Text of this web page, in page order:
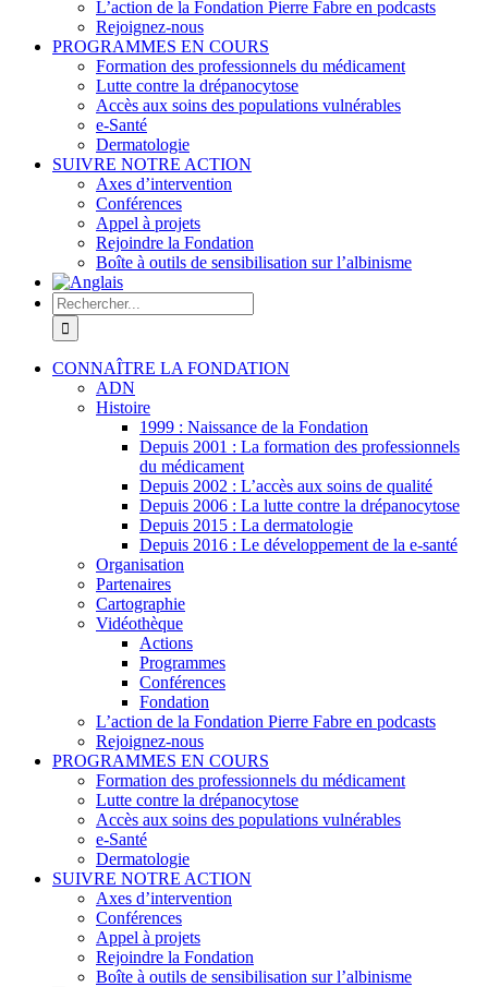
L’action de la Fondation Pierre Fabre en podcasts
Rejoignez-nous
PROGRAMMES EN COURS
Formation des professionnels du médicament
Lutte contre la drépanocytose
Accès aux soins des populations vulnérables
e-Santé
Dermatologie
SUIVRE NOTRE ACTION
Axes d’intervention
Conférences
Appel à projets
Rejoindre la Fondation
Boîte à outils de sensibilisation sur l’albinisme
Rechercher:
CONNAÎTRE LA FONDATION
ADN
Histoire
1999 : Naissance de la Fondation
Depuis 2001 : La formation des professionnels
du médicament
Depuis 2002 : L’accès aux soins de qualité
Depuis 2006 : La lutte contre la drépanocytose
Depuis 2015 : La dermatologie
Depuis 2016 : Le développement de la e-santé
Organisation
Partenaires
Cartographie
Vidéothèque
Actions
Programmes
Conférences
Fondation
L’action de la Fondation Pierre Fabre en podcasts
Rejoignez-nous
PROGRAMMES EN COURS
Formation des professionnels du médicament
Lutte contre la drépanocytose
Accès aux soins des populations vulnérables
e-Santé
Dermatologie
SUIVRE NOTRE ACTION
Axes d’intervention
Conférences
Appel à projets
Rejoindre la Fondation
Boîte à outils de sensibilisation sur l’albinisme